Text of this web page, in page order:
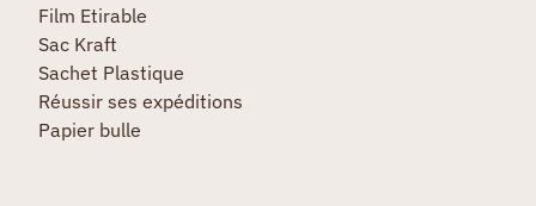
Film Etirable
Sac Kraft
Sachet Plastique
Réussir ses expéditions
Papier bulle